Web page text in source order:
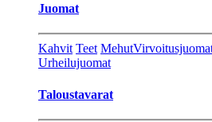
Juomat
Kahvit Teet Mehut
Urheilujuomat
Taloustavarat